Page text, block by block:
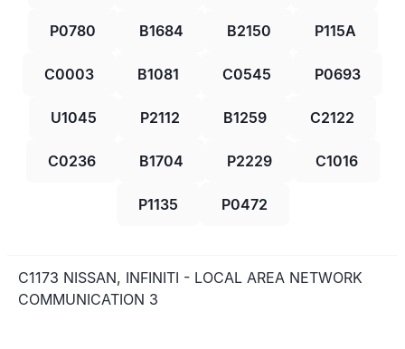
P0780 B1684 B2150 P115A
C0003 B1081 C0545 P0693
U1045 P2112 B1259 C2122
C0236 B1704 P2229 C1016
P1135 P0472
C1173 NISSAN, INFINITI - LOCAL AREA NETWORK
COMMUNICATION 3